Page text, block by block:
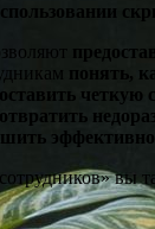
понять,
четкую
вы